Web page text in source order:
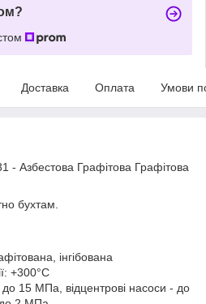
Доставка Оплата Умови
- Азбестова Графітова Графітова
бухтам.
інгібована
+300°C
15 МПа, відцентрові насоси - до